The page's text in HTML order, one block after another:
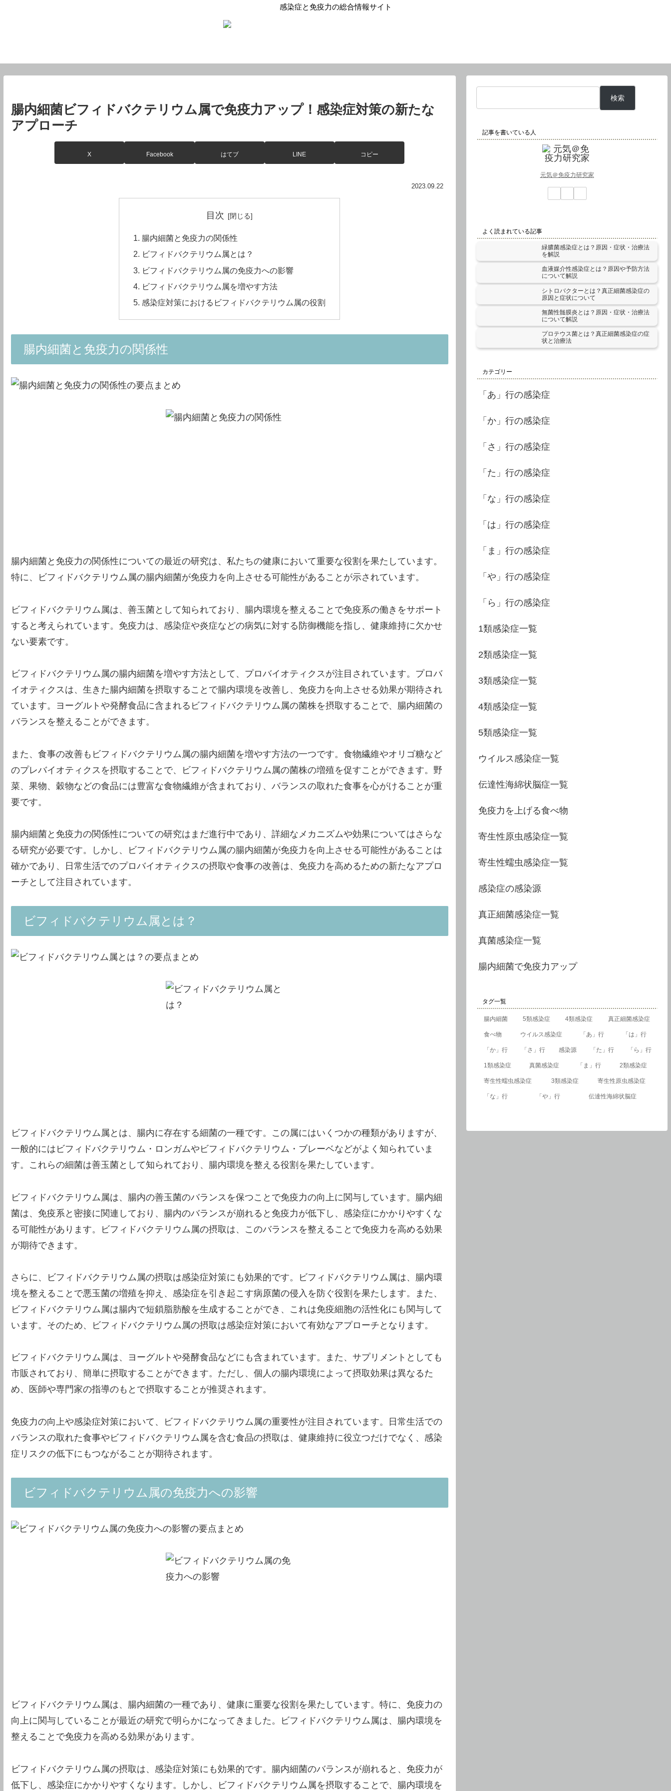
感染症と免疫力の総合情報サイト
腸内細菌ビフィドバクテリウム属で免疫力アップ！感染症対策の新たな
アプローチ
X Facebook はてブ LINE コピー
2023.09.22
目次
腸内細菌と免疫力の関係性
ビフィドバクテリウム属とは？
ビフィドバクテリウム属の免疫力への影響
ビフィドバクテリウム属を増やす方法
感染症対策におけるビフィドバクテリウム属の役割
腸内細菌と免疫力の関係性
腸内細菌と免疫力の関係性についての最近の研究は、私たちの健康において重要な役割を果たしています。
特に、ビフィドバクテリウム属の腸内細菌が免疫力を向上させる可能性があることが示されています。
ビフィドバクテリウム属は、善玉菌として知られており、腸内環境を整えることで免疫系の働きをサポート
すると考えられています。免疫力は、感染症や炎症などの病気に対する防御機能を指し、健康維持に欠かせ
ない要素です。
ビフィドバクテリウム属の腸内細菌を増やす方法として、プロバイオティクスが注目されています。プロバ
イオティクスは、生きた腸内細菌を摂取することで腸内環境を改善し、免疫力を向上させる効果が期待され
ています。ヨーグルトや発酵食品に含まれるビフィドバクテリウム属の菌株を摂取することで、腸内細菌の
バランスを整えることができます。
また、食事の改善もビフィドバクテリウム属の腸内細菌を増やす方法の一つです。食物繊維やオリゴ糖など
のプレバイオティクスを摂取することで、ビフィドバクテリウム属の菌株の増殖を促すことができます。野
菜、果物、穀物などの食品には豊富な食物繊維が含まれており、バランスの取れた食事を心がけることが重
要です。
腸内細菌と免疫力の関係性についての研究はまだ進行中であり、詳細なメカニズムや効果についてはさらな
る研究が必要です。しかし、ビフィドバクテリウム属の腸内細菌が免疫力を向上させる可能性があることは
確かであり、日常生活でのプロバイオティクスの摂取や食事の改善は、免疫力を高めるための新たなアプロ
ーチとして注目されています。
ビフィドバクテリウム属とは？
ビフィドバクテリウム属とは、腸内に存在する細菌の一種です。この属にはいくつかの種類がありますが、
一般的にはビフィドバクテリウム・ロンガムやビフィドバクテリウム・ブレーベなどがよく知られていま
す。これらの細菌は善玉菌として知られており、腸内環境を整える役割を果たしています。
ビフィドバクテリウム属は、腸内の善玉菌のバランスを保つことで免疫力の向上に関与しています。腸内細
菌は、免疫系と密接に関連しており、腸内のバランスが崩れると免疫力が低下し、感染症にかかりやすくな
る可能性があります。ビフィドバクテリウム属の摂取は、このバランスを整えることで免疫力を高める効果
が期待できます。
さらに、ビフィドバクテリウム属の摂取は感染症対策にも効果的です。ビフィドバクテリウム属は、腸内環
境を整えることで悪玉菌の増殖を抑え、感染症を引き起こす病原菌の侵入を防ぐ役割を果たします。また、
ビフィドバクテリウム属は腸内で短鎖脂肪酸を生成することができ、これは免疫細胞の活性化にも関与して
います。そのため、ビフィドバクテリウム属の摂取は感染症対策において有効なアプローチとなります。
ビフィドバクテリウム属は、ヨーグルトや発酵食品などにも含まれています。また、サプリメントとしても
市販されており、簡単に摂取することができます。ただし、個人の腸内環境によって摂取効果は異なるた
め、医師や専門家の指導のもとで摂取することが推奨されます。
免疫力の向上や感染症対策において、ビフィドバクテリウム属の重要性が注目されています。日常生活での
バランスの取れた食事やビフィドバクテリウム属を含む食品の摂取は、健康維持に役立つだけでなく、感染
症リスクの低下にもつながることが期待されます。
ビフィドバクテリウム属の免疫力への影響
ビフィドバクテリウム属は、腸内細菌の一種であり、健康に重要な役割を果たしています。特に、免疫力の
向上に関与していることが最近の研究で明らかになってきました。ビフィドバクテリウム属は、腸内環境を
整えることで免疫力を高める効果があります。
ビフィドバクテリウム属の摂取は、感染症対策にも効果的です。腸内細菌のバランスが崩れると、免疫力が
低下し、感染症にかかりやすくなります。しかし、ビフィドバクテリウム属を摂取することで、腸内環境を
検索
記事を書いている人
元気＠免疫力研究家
よく読まれている記事
緑膿菌感染症とは？原因・症状・治療法
を解説
血液媒介性感染症とは？原因や予防方法
について解説
シトロバクターとは？真正細菌感染症の
原因と症状について
無菌性髄膜炎とは？原因・症状・治療法
について解説
プロテウス菌とは？真正細菌感染症の症
状と治療法
カテゴリー
「あ」行の感染症
「か」行の感染症
「さ」行の感染症
「た」行の感染症
「な」行の感染症
「は」行の感染症
「ま」行の感染症
「や」行の感染症
「ら」行の感染症
1類感染症一覧
2類感染症一覧
3類感染症一覧
4類感染症一覧
5類感染症一覧
ウイルス感染症一覧
伝達性海綿状脳症一覧
免疫力を上げる食べ物
寄生性原虫感染症一覧
寄生性蠕虫感染症一覧
感染症の感染源
真正細菌感染症一覧
真菌感染症一覧
腸内細菌で免疫力アップ
タグ一覧
腸内細菌 5類感染症 4類感染症 真正細菌感染症
食べ物 ウイルス感染症 「あ」行 「は」行
「か」行 「さ」行 感染源 「た」行 「ら」行
1類感染症 真菌感染症 「ま」行 2類感染症
寄生性蠕虫感染症 3類感染症 寄生性原虫感染症
「な」行 「や」行 伝達性海綿状脳症